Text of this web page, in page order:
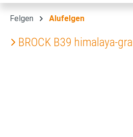
Felgen Alufelgen
BROCK B39 himalaya-